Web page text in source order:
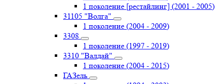
1 поколение [рестайлинг] (2001 - 2005)
31105 "Волга"
1 поколение (2004 - 2009)
3308
1 поколение (1997 - 2019)
3310 "Валдай"
1 поколение (2004 - 2015)
ГАЗель